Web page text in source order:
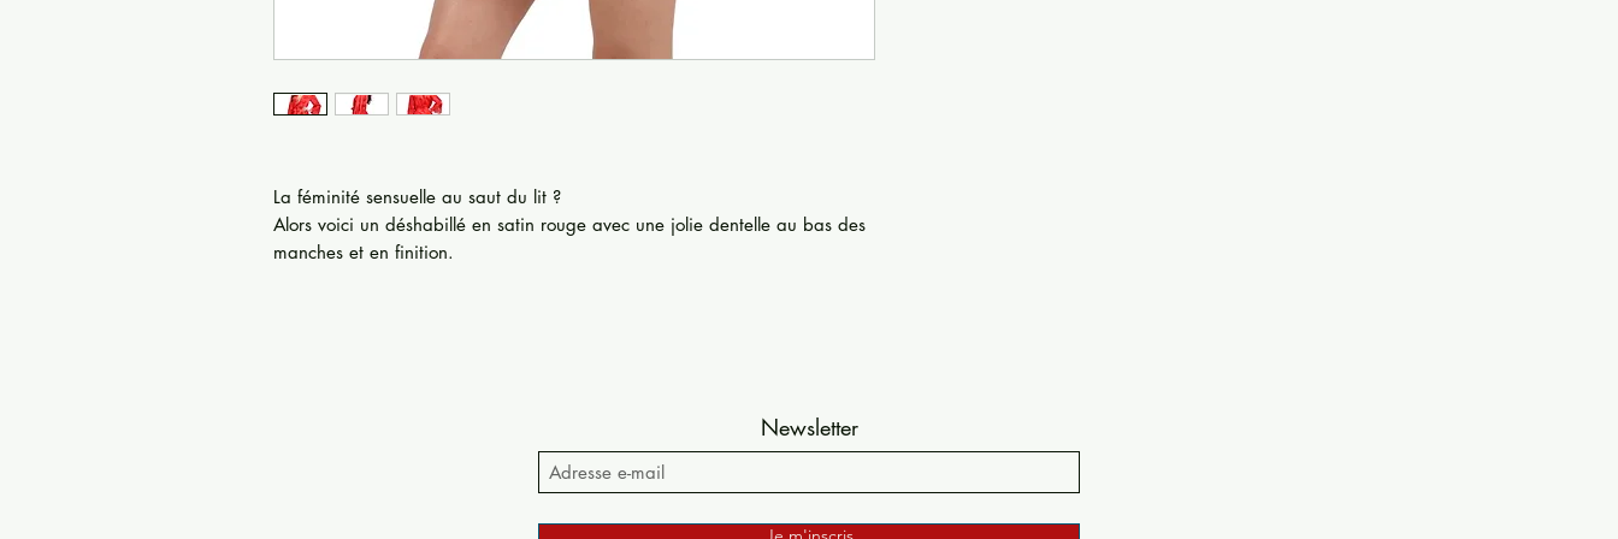
La féminité sensuelle au saut du lit ?
Alors voici un déshabillé en satin rouge avec une jolie dentelle au bas des
manches et en finition.
Newsletter